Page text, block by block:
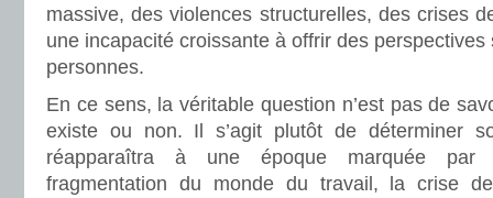
massive, des violences structurelles, des crises
une incapacité croissante à offrir des
personnes.
En ce sens, la véritable question n’est pas de
existe ou non. Il s’agit plutôt de déterminer
réapparaîtra à une époque marquée par
fragmentation du monde du travail, la crise